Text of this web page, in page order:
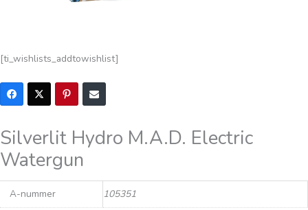
[ti_wishlists_addtowishlist]
Silverlit Hydro M.A.D. Electric
Watergun
A-nummer 105351